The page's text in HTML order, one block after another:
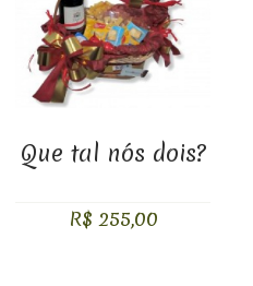
Que tal nós dois?
R$ 255,00